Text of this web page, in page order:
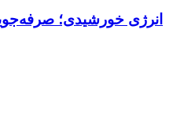
انرژی خورشیدی؛